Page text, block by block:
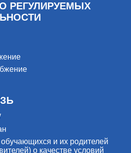
РЕГУЛИРУЕМЫХ
и их родителей
о качестве условий